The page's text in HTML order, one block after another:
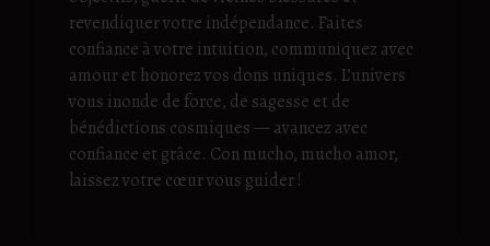
revendiquer votre indépendance. Faites
confiance à votre intuition, communiquez avec
amour et honorez vos dons uniques. L’univers
vous inonde de force, de sagesse et de
bénédictions cosmiques — avancez avec
confiance et grâce. Con mucho, mucho amor,
laissez votre cœur vous guider !